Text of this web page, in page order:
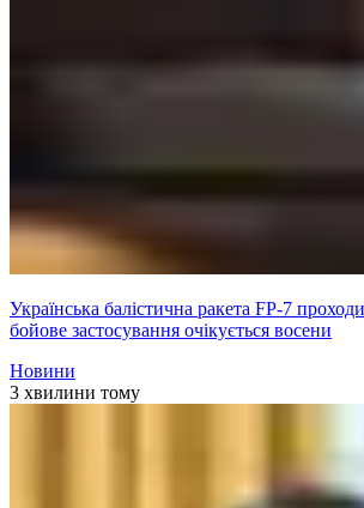
Українська балістична ракета FP-7
бойове застосування очікується восени
Новини
3 хвилини тому